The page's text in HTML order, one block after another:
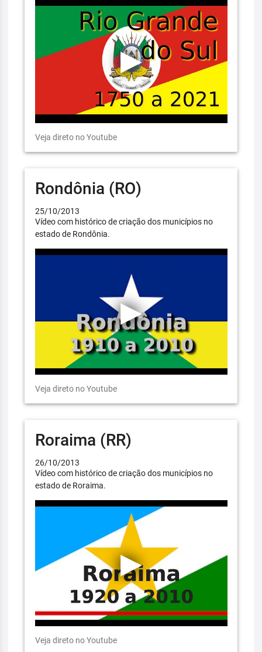
Veja direto no Youtube
Rondônia (RO)
25/10/2013
Vídeo com histórico de criação dos municípios no
estado de Rondônia.
Veja direto no Youtube
Roraima (RR)
26/10/2013
Vídeo com histórico de criação dos municípios no
estado de Roraima.
Veja direto no Youtube